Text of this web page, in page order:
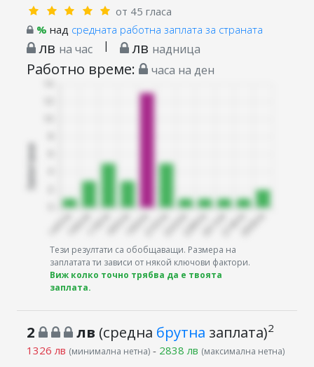
от 45 гласа
% над средната работна заплата за страната
лв на час | лв надница
Работно време: часа на ден
Тези резултати са обобщаващи. Размера на
заплатата ти зависи от някой ключови фактори.
Виж колко точно трябва да е твоята
заплата.
2 лв (средна брутна заплата)2
1326 лв (минимална нетна)- 2838 лв (максимална нетна)